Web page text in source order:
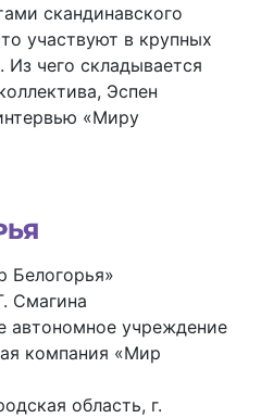
скандинавского
участвуют в крупных
чего складывается
Эспен
«Миру
Белогорья»
Смагина
автономное учреждение
компания «Мир
область, г.